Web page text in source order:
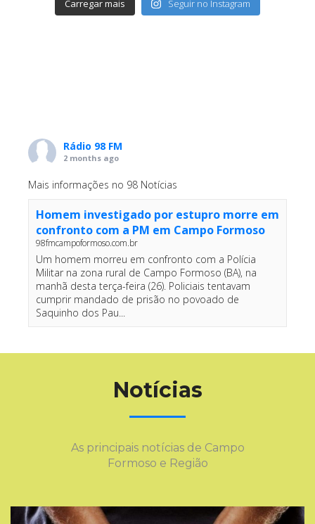
Carregar mais Seguir no Instagram
Rádio 98 FM
2 months ago
Mais informações no 98 Notícias
Homem investigado por estupro morre em
confronto com a PM em Campo Formoso
98fmcampoformoso.com.br
Um homem morreu em confronto com a Polícia
Militar na zona rural de Campo Formoso (BA), na
manhã desta terça-feira (26). Policiais tentavam
cumprir mandado de prisão no povoado de
Saquinho dos Pau...
Rádio 98 FM
5 months agoNotícias
As principais notícias de Campo
Formoso e Região